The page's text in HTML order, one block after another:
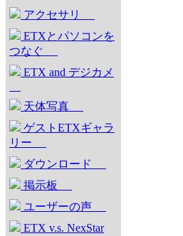
アクセサリ
ETXとパソコンを
つなぐ
ETX and デジカメ
天体写真
ゲストETXギャラ
リー
ダウンロード
掲示板
ユーザーの声
ETX v.s. NexStar